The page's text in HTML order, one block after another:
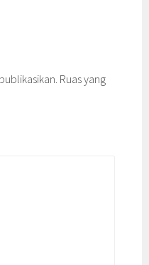
Ruas yang